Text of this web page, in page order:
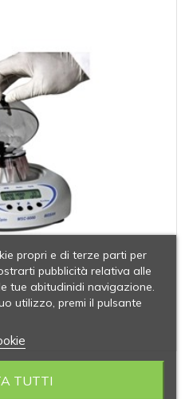
6000
propri e di terze parti per
pubblicità relativa alle
tue abitudinidi navigazione.
utilizzo, premi il pulsante
TUTTI